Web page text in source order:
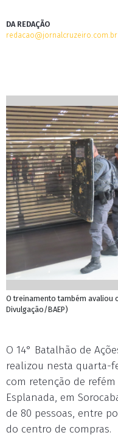
DA REDAÇÃO
redacao@jornalcruzeiro.com.br
O treinamento também avaliou
Divulgação/BAEP)
O 14° Batalhão de
realizou nesta quarta-
com retenção de
Esplanada, em
de 80 pessoas, entre
do centro de compras.